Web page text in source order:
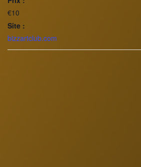
€10
Site :
bizzartclub.com